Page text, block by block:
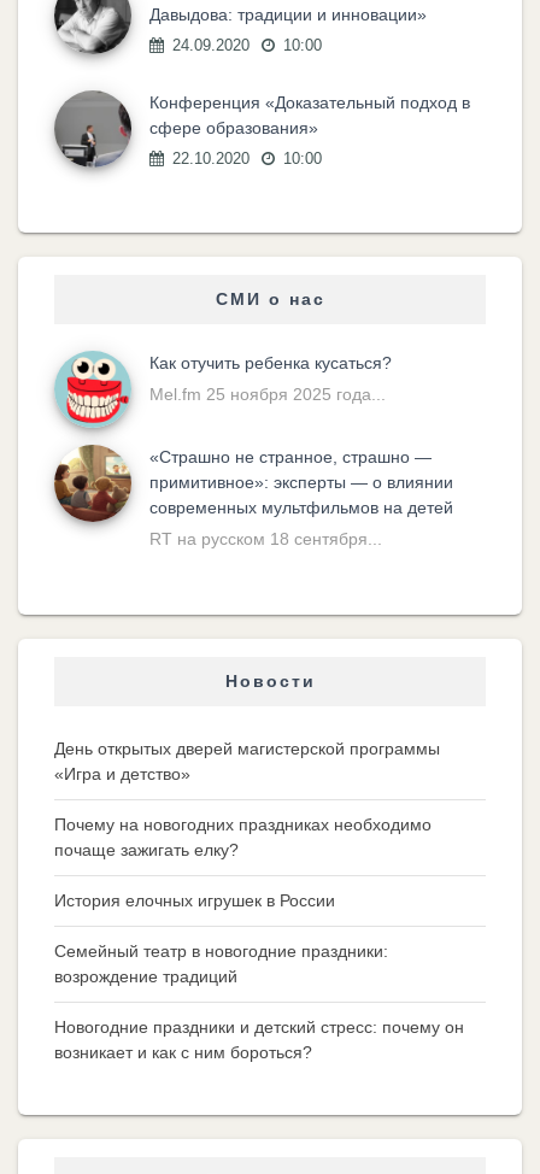
Давыдова: традиции и инновации»
24.09.2020 10:00
Конференция «Доказательный подход в
сфере образования»
22.10.2020 10:00
СМИ о нас
Как отучить ребенка кусаться?
Mel.fm 25 ноября 2025 года...
«Cтрашно не странное, страшно —
примитивное»: эксперты — о влиянии
современных мультфильмов на детей
RT на русском 18 сентября...
Новости
День открытых дверей магистерской программы
«Игра и детство»
Почему на новогодних праздниках необходимо
почаще зажигать елку?
История елочных игрушек в России
Семейный театр в новогодние праздники:
возрождение традиций
Новогодние праздники и детский стресс: почему он
возникает и как с ним бороться?